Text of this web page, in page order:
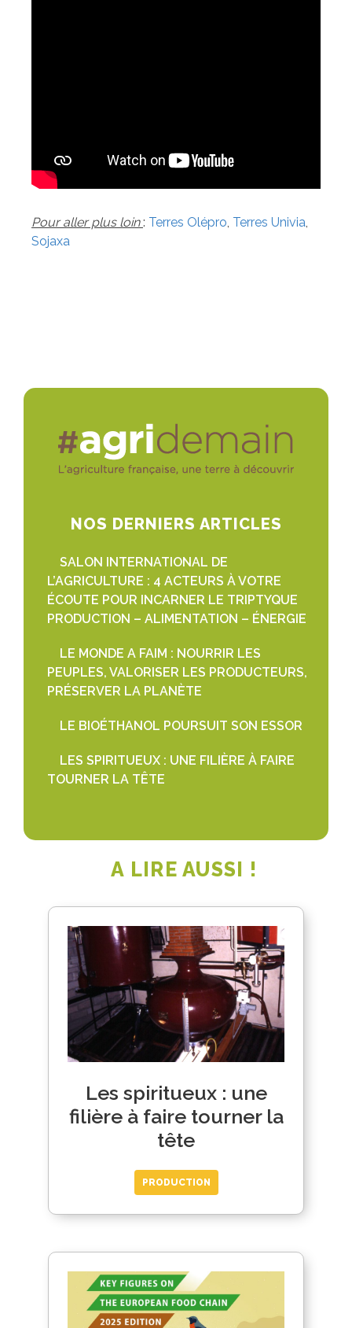
Pour aller plus loin : Terres Olépro, Terres Univia,
Sojaxa
NOS DERNIERS ARTICLES
SALON INTERNATIONAL DE
L’AGRICULTURE : 4 ACTEURS À VOTRE
ÉCOUTE POUR INCARNER LE TRIPTYQUE
PRODUCTION – ALIMENTATION – ÉNERGIE
LE MONDE A FAIM : NOURRIR LES
PEUPLES, VALORISER LES PRODUCTEURS,
PRÉSERVER LA PLANÈTE
LE BIOÉTHANOL POURSUIT SON ESSOR
LES SPIRITUEUX : UNE FILIÈRE À FAIRE
TOURNER LA TÊTE
A LIRE AUSSI !
Les spiritueux : une
filière à faire tourner la
tête
PRODUCTION